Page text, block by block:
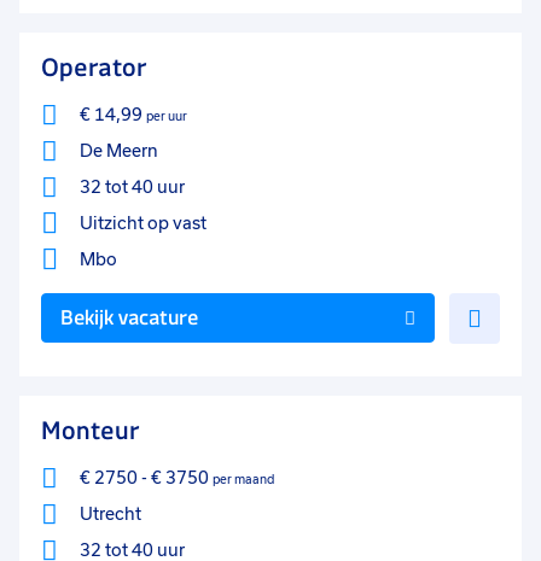
Operator
€ 14,99 per uur
De Meern
32 tot 40 uur
Uitzicht op vast
Mbo
Bekijk vacature
Monteur
€ 2750- € 3750 per maand
Utrecht
32 tot 40 uur